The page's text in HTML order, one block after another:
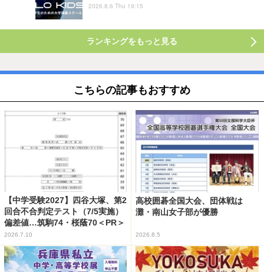
2026.8.6 Thu 19:15
ランキングをもっと見る
こちらの記事もおすすめ
【中学受験2027】四谷大塚、第2
回合不合判定テスト（7/5実施）
偏差値…筑駒74・桜蔭70＜PR＞
2026.7.10
高校囲碁全国大会、団体戦は
灘・南山女子部が優勝
2026.8.5